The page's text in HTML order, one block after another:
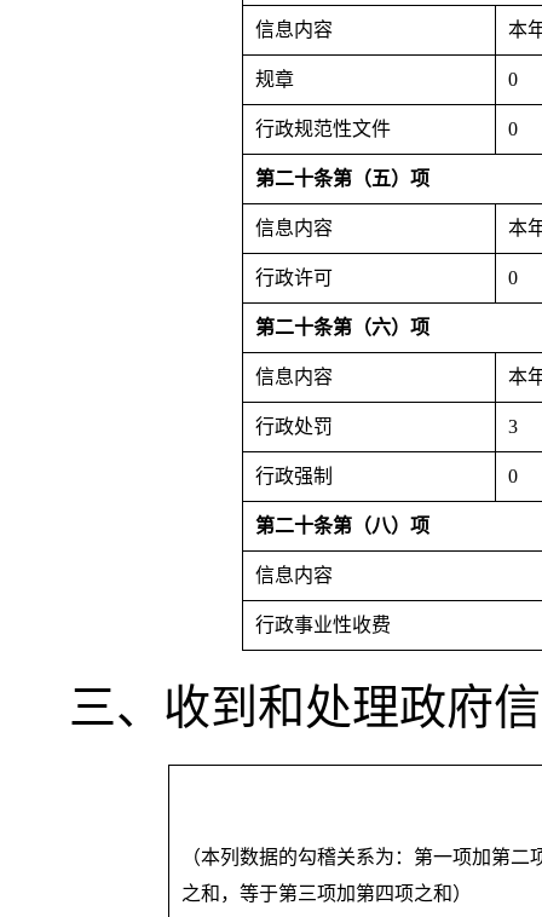
信息内容 本
规章 0
行政规范性文件 0
第二十条第（五）项
信息内容 本
行政许可 0
第二十条第（六）项
信息内容 本
行政处罚 3
行政强制 0
第二十条第（八）项
信息内容
行政事业性收费
三、收到和处理政府
（本列数据的勾稽关系为：第一项加第二
之和 ， 等于第三项加第四项之和）